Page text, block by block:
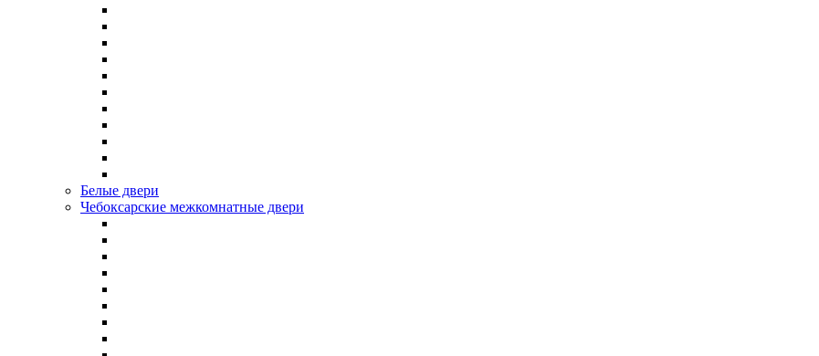
Белые двери
Чебоксарские межкомнатные двери